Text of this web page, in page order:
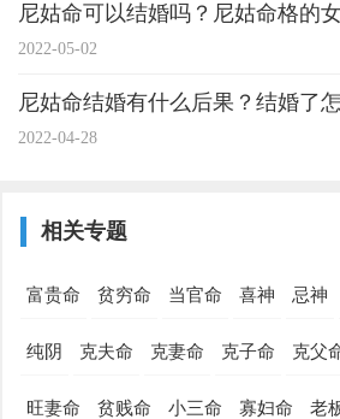
尼姑命可以结婚吗？尼姑命格的
2022-05-02
尼姑命结婚有什么后果？结婚了
2022-04-28
相关专题
富贵命 贫穷命 当官命 喜神 忌神
纯阴 克夫命 克妻命 克子命 克父
旺妻命 贫贱命 小三命 寡妇命 老